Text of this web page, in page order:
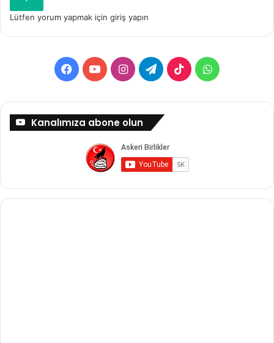
Lütfen yorum yapmak için giriş yapın
Facebook
YouTubeInstagramTelegramTikTokWhatsApp
Kanalımıza abone olun